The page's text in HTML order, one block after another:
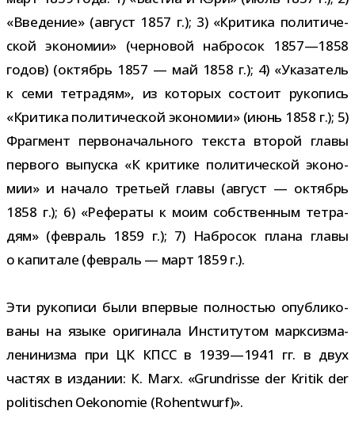
«Введение» (август 1857 г.); 3) «Критика поли­ти­че­
ской эко­но­мии» (чер­но­вой набро­сок 1857—1858
годов) (октябрь 1857 — май 1858 г.); 4) «Указатель
к семи тет­ра­дям», из кото­рых состоит руко­пись
«Критика поли­ти­че­ской эко­но­мии» (июнь 1858 г.); 5)
Фрагмент пер­во­на­чаль­ного тек­ста вто­рой главы
пер­вого выпуска «К кри­тике поли­ти­че­ской эко­но­
мии» и начало тре­тьей главы (август — октябрь
1858 г.); 6) «Рефераты к моим соб­ствен­ным тет­ра­
дям» (фев­раль 1859 г.); 7) Набросок плана главы
о капи­тале (фев­раль — март 1859 г.).
Эти руко­писи были впер­вые пол­но­стью опуб­ли­ко­
ваны на языке ори­ги­нала Институтом марксизма-​
ленинизма при ЦК КПСС в 1939—1941 гг. в двух
частях в изда­нии: К. Marx. «Grundrisse der Kritik der
politischen Oekonomie (Rohentwurf)».